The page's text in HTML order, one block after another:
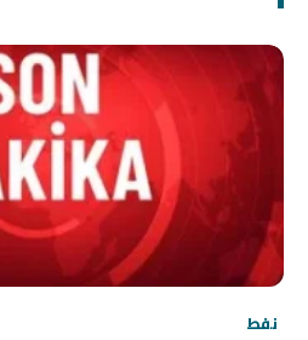
نفط